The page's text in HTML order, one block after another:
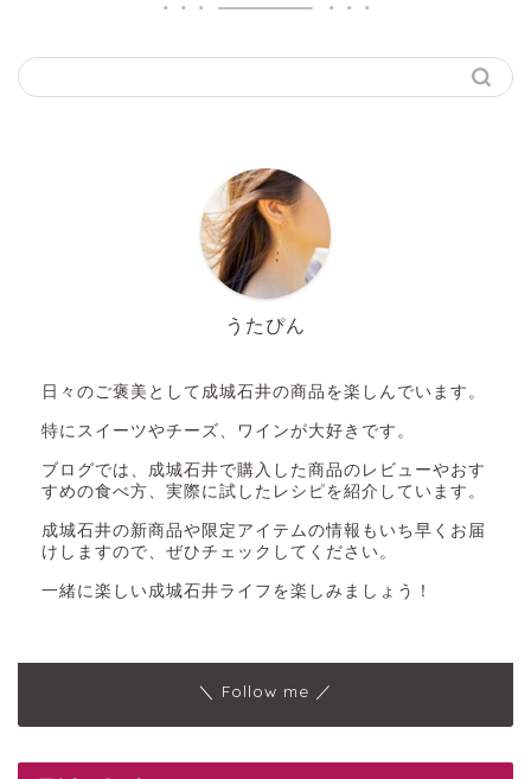
うたぴん
日々のご褒美として成城石井の商品を楽しんでいます。
特にスイーツやチーズ、ワインが大好きです。
ブログでは、成城石井で購入した商品のレビューやおす
すめの食べ方、実際に試したレシピを紹介しています。
成城石井の新商品や限定アイテムの情報もいち早くお届
けしますので、ぜひチェックしてください。
一緒に楽しい成城石井ライフを楽しみましょう！
＼ Follow me ／